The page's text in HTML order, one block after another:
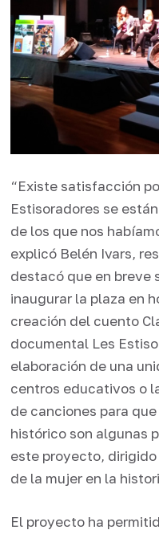
“Existe satisfacción
Estisoradores se
de los que nos
explicó Belén Ivars,
destacó que en breve
inaugurar la plaza en
creación del cuento
documental Les
elaboración de una
centros educativos o
de canciones para
histórico son algunas
este proyecto,
de la mujer en la
El proyecto ha